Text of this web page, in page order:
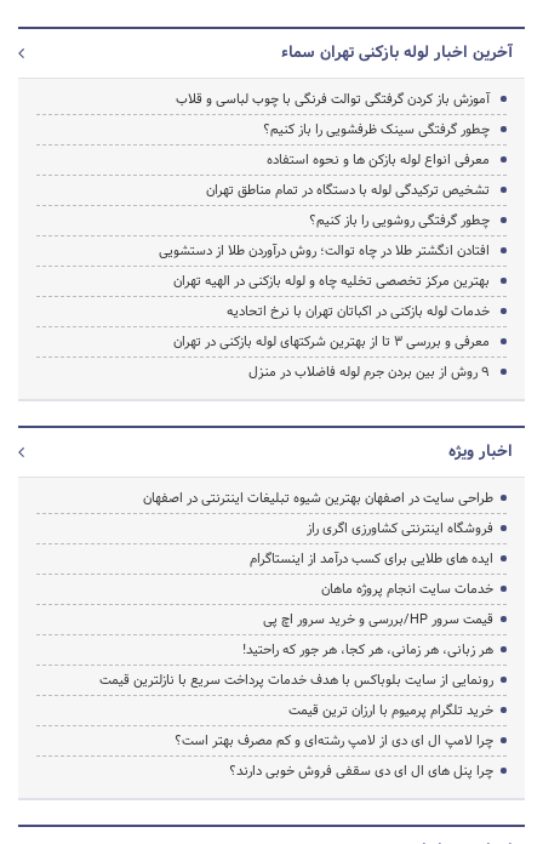
آخرین اخبار لوله بازکنی تهران سماء
آموزش باز کردن گرفتگی توالت فرنگی با چوب لباسی و قلاب
چطور گرفتگی سینک ظرفشویی را باز کنیم؟
معرفی انواع لوله بازکن ها و نحوه استفاده
تشخیص ترکیدگی لوله با دستگاه در تمام مناطق تهران
چطور گرفتگی روشویی را باز کنیم؟
افتادن انگشتر طلا در چاه توالت؛ روش درآوردن طلا از دستشویی
بهترین مرکز تخصصی تخلیه چاه و لوله بازکنی در الهیه تهران
خدمات لوله بازکنی در اکباتان تهران با نرخ اتحادیه
معرفی و بررسی 3 تا از بهترین شرکتهای لوله بازکنی در تهران
9 روش از بین بردن جرم لوله فاضلاب در منزل
اخبار ویژه
طراحی سایت در اصفهان بهترین شیوه تبلیغات اینترنتی در اصفهان
فروشگاه اینترنتی کشاورزی اگری راز
ایده های طلایی برای کسب درآمد از اینستاگرام
خدمات سایت انجام پروژه ماهان
قیمت سرور HP/بررسی و خرید سرور اچ پی
هر زبانی، هر زمانی، هر کجا، هر جور که راحتید!
رونمایی از سایت بلوباکس با هدف خدمات پرداخت سریع با نازلترین قیمت
خرید تلگرام پرمیوم با ارزان ترین قیمت
چرا لامپ ال ای دی از لامپ رشته‌ای و کم مصرف بهتر است؟
چرا پنل های ال ای دی سقفی فروش خوبی دارند؟